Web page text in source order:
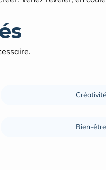
Créativité
Bien-être